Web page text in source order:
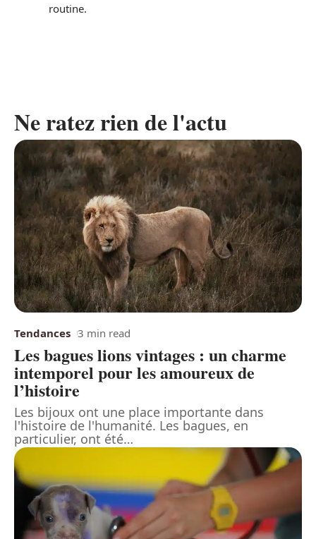
routine.
Ne ratez rien de l'actu
Tendances 3 min read
Les bagues lions vintages : un charme
intemporel pour les amoureux de
l’histoire
Les bijoux ont une place importante dans
l'histoire de l'humanité. Les bagues, en
particulier, ont été…